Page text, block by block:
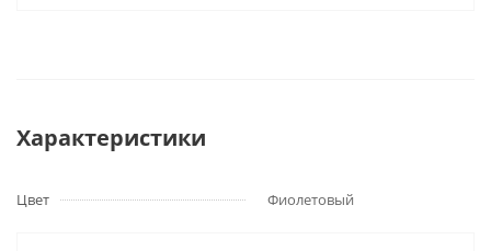
Характеристики
Цвет Фиолетовый